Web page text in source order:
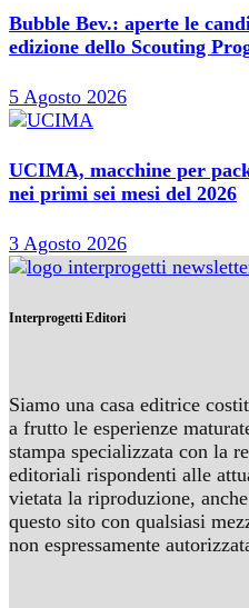
Bubble Bev.: aperte le
edizione dello Scouting
5 Agosto 2026
UCIMA, macchine per
nei primi sei mesi del 2026
3 Agosto 2026
Interprogetti Editori
Siamo una casa editrice
a frutto le esperienze
stampa specializzata con la
editoriali rispondenti alle
vietata la riproduzione,
questo sito con qualsiasi
non espressamente